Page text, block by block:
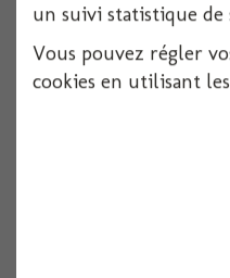
Squelette
un suivi statistique de
Vous pouvez régler
cookies en utilisant